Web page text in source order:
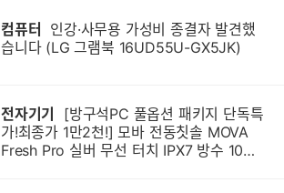
컴퓨터
습니다 (LG 그램북 16UD55U-GX5JK)
전자기기
가!최종가 1만2천!] 모바 전동칫솔 MOVA
Fresh Pro 실버 무선 터치 IPX7 방수 10단